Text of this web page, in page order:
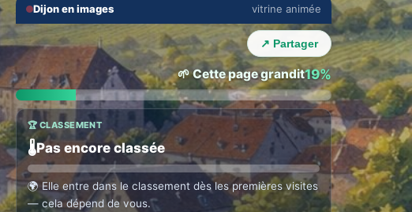
Dijon en images vitrine animée
💬 THE TOWN LOUNGE
Talk with Dijon locals
Everyone in their language · auto translation →
‹ ›
🔇 ⛶
↗ Partager
🌱 Cette page grandit19%
🏆 CLASSEMENT
🌡️Pas encore classée
🌍 Elle entre dans le classement dès les premières visites
— cela dépend de vous.